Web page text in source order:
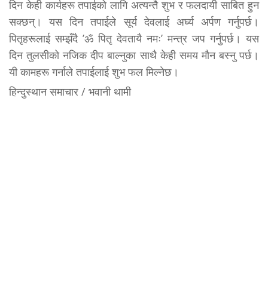
दिन केही कार्यहरू तपाईको लागि अत्यन्तै शुभ र फलदायी साबित हुन
सक्छन्। यस दिन तपाईले सूर्य देवलाई अर्घ्य अर्पण गर्नुपर्छ।
पितृहरूलाई सम्झँदै ’ॐ पितृ देवतायै नमः’ मन्त्र जप गर्नुपर्छ। यस
दिन तुलसीको नजिक दीप बाल्नुका साथै केही समय मौन बस्नु पर्छ।
यी कामहरू गर्नाले तपाईलाई शुभ फल मिल्नेछ।
हिन्दुस्थान समाचार / भवानी थामी